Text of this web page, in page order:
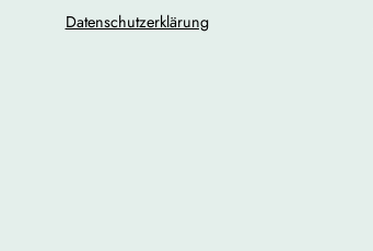
Datenschutzerklärung